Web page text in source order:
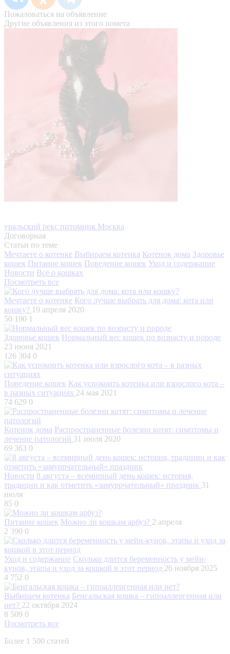
Пожаловаться на объявление
Другие объявления из этого помета
уральский рекс питомник Москва
Договорная
Статьи по теме
Мечтаете о котенке Выбираем котенка Котенок дома Здоровье
кошек Питание кошек Поведение кошек Уход и содержание
Новости Всё о кошках
Посмотреть все
Мечтаете о котенке Кого лучше выбрать для дома: кота или
кошку? 19 апреля 2020
50 190 1
Здоровье кошек Нормальный вес кошек по возрасту и породе
23 июня 2021
126 304 0
Поведение кошек Как успокоить котенка или взрослого кота –
в разных ситуациях 24 мая 2021
74 629 0
Котенок дома Распространенные болезни котят: симптомы и
лечение патологий 31 июля 2020
69 363 0
Новости 8 августа – всемирный день кошек: история,
традиции и как отметить «замуррчательный» праздник 31
июля
85 0
Питание кошек Можно ли кошкам арбуз? 2 апреля
2 390 0
Уход и содержание Сколько длится беременность у мейн-
кунов, этапы и уход за кошкой в этот период 26 ноября 2025
4 752 0
Выбираем котенка Бенгальская кошка – гипоаллергенная или
нет? 22 октября 2024
8 509 0
Посмотреть все
Более 1 500 статей